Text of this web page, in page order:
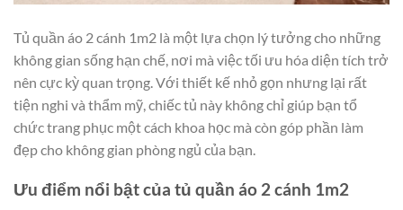
Tủ quần áo 2 cánh 1m2 là một lựa chọn lý tưởng cho những
không gian sống hạn chế, nơi mà việc tối ưu hóa diện tích trở
nên cực kỳ quan trọng. Với thiết kế nhỏ gọn nhưng lại rất
tiện nghi và thẩm mỹ, chiếc tủ này không chỉ giúp bạn tổ
chức trang phục một cách khoa học mà còn góp phần làm
đẹp cho không gian phòng ngủ của bạn.
Ưu điểm nổi bật của tủ quần áo 2 cánh 1m2